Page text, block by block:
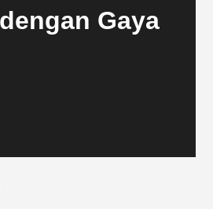
Gaya